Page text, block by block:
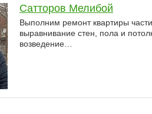
Сатторов Мелибой
Выполним ремонт квартиры
выравнивание стен, пола и
возведение…